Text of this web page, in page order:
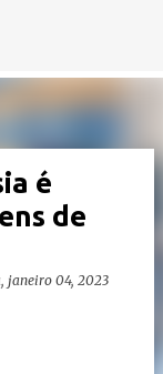
é
de
janeiro 04, 2023